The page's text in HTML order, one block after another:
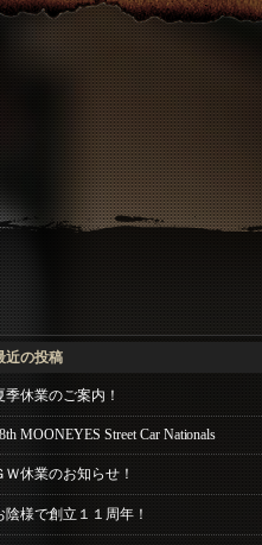
近の投稿
季休業のご案内！
MOONEYES Street Car Nationals
Ｗ休業のお知らせ！
陰様で創立１１周年！